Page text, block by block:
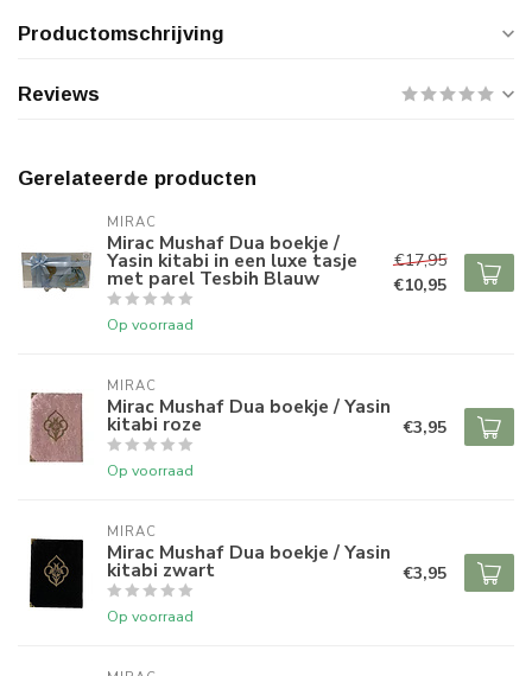
Productomschrijving
Reviews
Gerelateerde producten
MIRAC
Mirac Mushaf Dua boekje /
Yasin kitabi in een luxe tasje
met parel Tesbih Blauw
Op voorraad
€17,95
€10,95
MIRAC
Mirac Mushaf Dua boekje / Yasin
kitabi roze
Op voorraad
€3,95
MIRAC
Mirac Mushaf Dua boekje / Yasin
kitabi zwart
Op voorraad
€3,95